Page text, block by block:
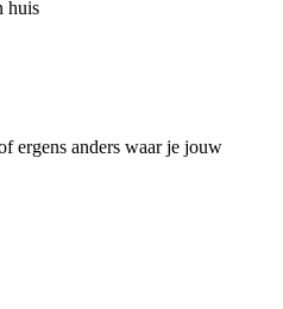
huis
ergens anders waar je jouw